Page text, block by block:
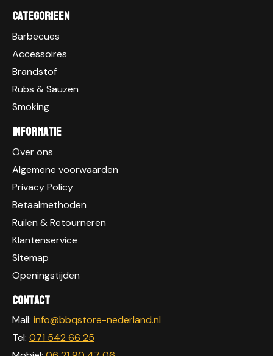
Categorieen
Barbecues
Accessoires
Brandstof
Rubs & Sauzen
Smoking
Informatie
Over ons
Algemene voorwaarden
Privacy Policy
Betaalmethoden
Ruilen & Retourneren
Klantenservice
Sitemap
Openingstijden
Contact
Mail: info@bbqstore-nederland.nl
Tel: 071 542 66 25